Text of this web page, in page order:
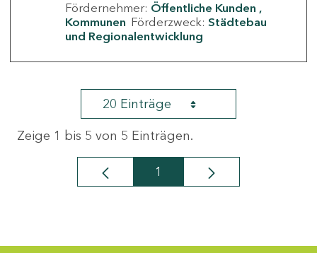
Fördernehmer: Öffentliche Kunden
Kommunen Förderzweck: Städtebau
und Regionalentwicklung
20 Einträge
Zeige 1 bis 5 von 5 Einträgen.
Seite
1